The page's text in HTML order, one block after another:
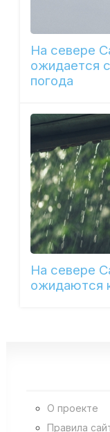
На севере
ожидается
погода
На севере
ожидаются
О проекте
Правила